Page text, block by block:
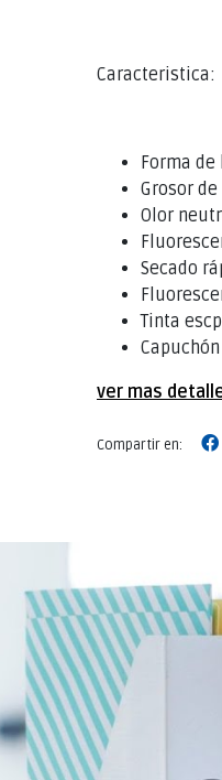
Caracteristica:
Forma
Grosor
Olor
Secado
Tinta
ver mas
Compartir en: